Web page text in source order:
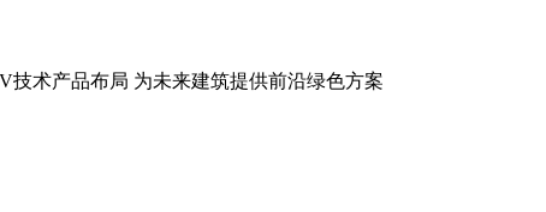
技术产品布局 为未来建筑提供前沿绿色方案